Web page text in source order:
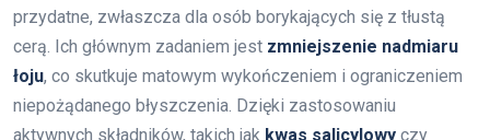
przydatne, zwłaszcza dla osób borykających się z tłustą
cerą. Ich głównym zadaniem jest zmniejszenie nadmiaru
łoju, co skutkuje matowym wykończeniem i ograniczeniem
niepożądanego błyszczenia. Dzięki zastosowaniu
aktywnych składników, takich jak kwas salicylowy czy